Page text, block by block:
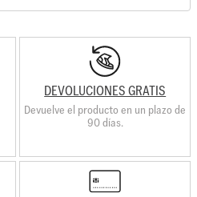
DEVOLUCIONES GRATIS
Devuelve el producto en un plazo de
90 días.